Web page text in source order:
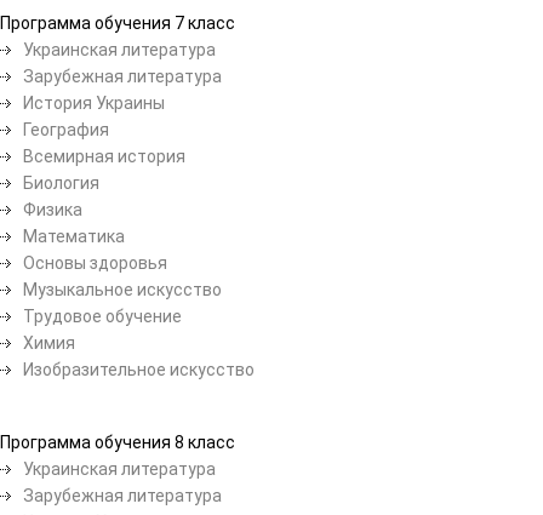
Программа обучения 7 класс
Украинская литература
Зарубежная литература
История Украины
География
Всемирная история
Биология
Физика
Математика
Основы здоровья
Музыкальное искусство
Трудовое обучение
Химия
Изобразительное искусство
Программа обучения 8 класс
Украинская литература
Зарубежная литература